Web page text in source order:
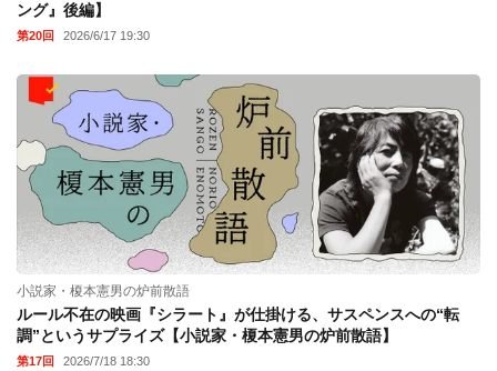
ング』後編】
第20回 2026/6/17 19:30
小説家・榎本憲男の炉前散語
ルール不在の映画『シラート』が仕掛ける、サスペンスへの“転
調”というサプライズ【小説家・榎本憲男の炉前散語】
第17回 2026/7/18 18:30